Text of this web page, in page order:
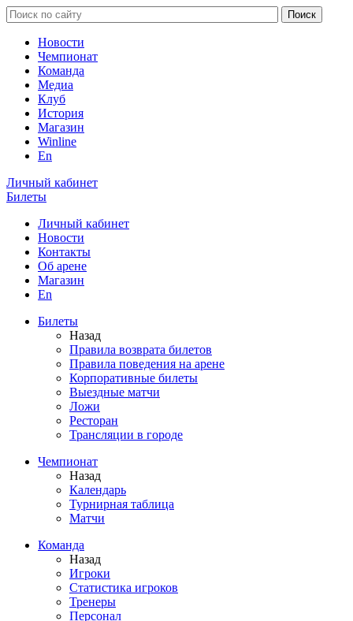
Новости
Чемпионат
Команда
Медиа
Клуб
История
Магазин
Winline
En
Личный кабинет
Билеты
Личный кабинет
Новости
Контакты
Об арене
Магазин
En
Билеты
Назад
Правила возврата билетов
Правила поведения на арене
Корпоративные билеты
Выездные матчи
Ложи
Ресторан
Трансляции в городе
Чемпионат
Назад
Календарь
Турнирная таблица
Матчи
Команда
Назад
Игроки
Статистика игроков
Тренеры
Персонал